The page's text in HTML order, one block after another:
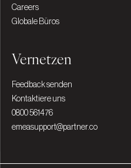
Careers
Globale Büros
Vernetzen
Feedback senden
Kontaktiere uns
0800 561476
emeasupport@partner.co